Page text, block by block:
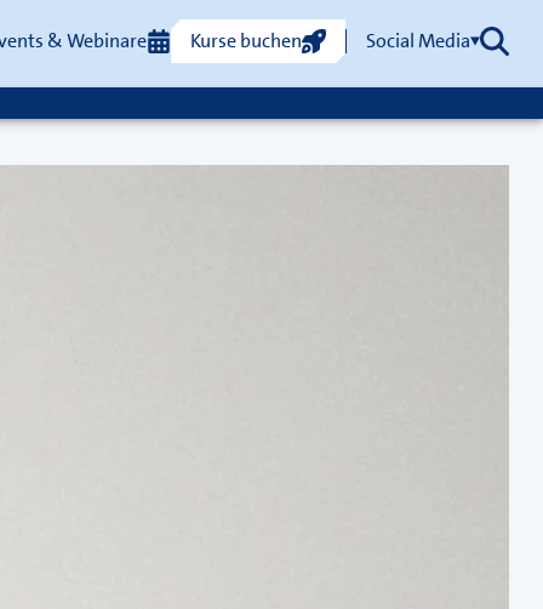
& Webinare Kurse buchen Social Media